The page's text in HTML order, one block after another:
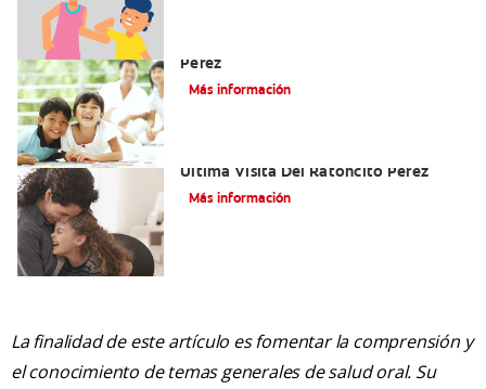
Pérez
Más información
Última Visita Del Ratoncito Pérez
Más información
La finalidad de este artículo es fomentar la comprensión y
el conocimiento de temas generales de salud oral. Su